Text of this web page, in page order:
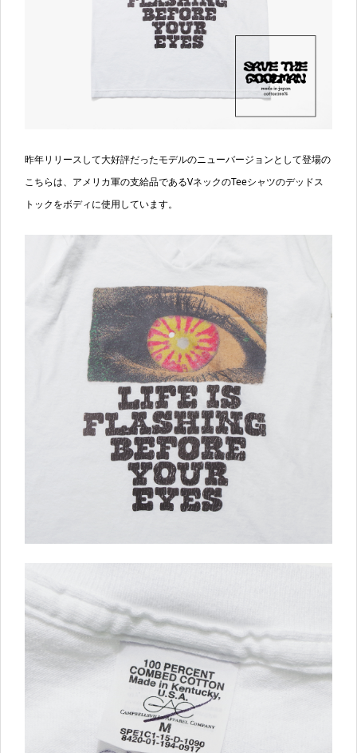
昨年リリースして大好評だったモデルのニューバージョンとして登場の
こちらは、アメリカ軍の支給品であるVネックのTeeシャツのデッドス
トックをボディに使用しています。